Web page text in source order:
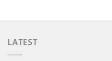
LATEST